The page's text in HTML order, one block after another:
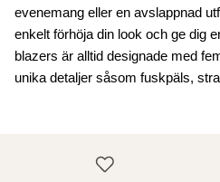
evenemang eller en avslappnad
enkelt förhöja din look och ge dig
blazers är alltid designade med
unika detaljer såsom fuskpäls,